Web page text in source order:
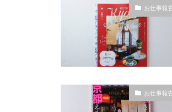
お仕事報
お仕事報